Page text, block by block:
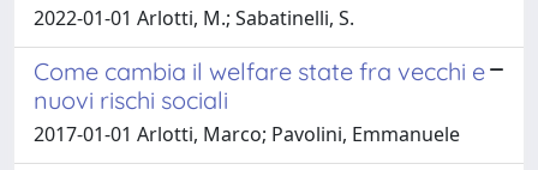
2022-01-01 Arlotti, M.; Sabatinelli, S.
Come cambia il welfare state fra vecchi e
nuovi rischi sociali
2017-01-01 Arlotti, Marco; Pavolini, Emmanuele